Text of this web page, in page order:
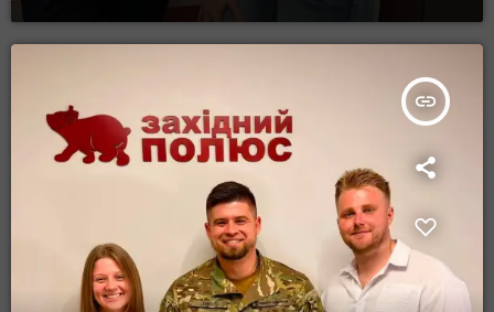
insert_link